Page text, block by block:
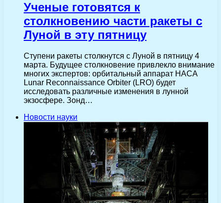
Ученые готовятся к
столкновению части ракеты с
Луной в эту пятницу
Ступени ракеты столкнутся с Луной в пятницу 4
марта. Будущее столкновение привлекло внимание
многих экспертов: орбитальный аппарат НАСА
Lunar Reconnaissance Orbiter (LRO) будет
исследовать различные изменения в лунной
экзосфере. Зонд…
Новости науки